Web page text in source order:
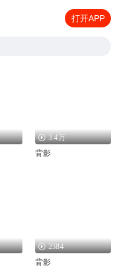
打开APP
3.4万
背影
2384
背影